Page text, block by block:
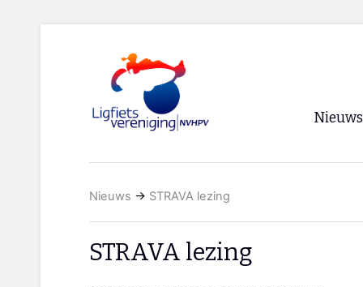
Nieuws
Nieuws → STRAVA lezing
STRAVA lezing